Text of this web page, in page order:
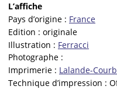
L’affiche
Pays d’origine : France
Edition : originale
Illustration : Ferracci
Photographe :
Imprimerie : Lalande-
Technique d’impression :